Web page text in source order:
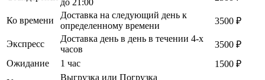
до 21:00
Ко времени
Доставка на следующий день к
определенному времени
3500 ₽
Экспресс
Доставка день в день в течении 4-х
часов
3500 ₽
Ожидание
1 час
1500 ₽
Выгрузка или Погрузка